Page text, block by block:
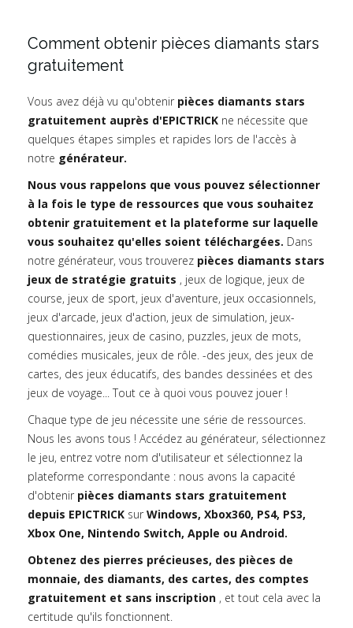
Comment obtenir pièces diamants stars
gratuitement
Vous avez déjà vu qu'obtenir pièces diamants stars
gratuitement auprès d'EPICTRICK ne nécessite que
quelques étapes simples et rapides lors de l'accès à
notre générateur.
Nous vous rappelons que vous pouvez sélectionner
à la fois le type de ressources que vous souhaitez
obtenir gratuitement et la plateforme sur laquelle
vous souhaitez qu'elles soient téléchargées. Dans
notre générateur, vous trouverez pièces diamants stars
jeux de stratégie gratuits , jeux de logique, jeux de
course, jeux de sport, jeux d'aventure, jeux occasionnels,
jeux d'arcade, jeux d'action, jeux de simulation, jeux-
questionnaires, jeux de casino, puzzles, jeux de mots,
comédies musicales, jeux de rôle. -des jeux, des jeux de
cartes, des jeux éducatifs, des bandes dessinées et des
jeux de voyage... Tout ce à quoi vous pouvez jouer !
Chaque type de jeu nécessite une série de ressources.
Nous les avons tous ! Accédez au générateur, sélectionnez
le jeu, entrez votre nom d'utilisateur et sélectionnez la
plateforme correspondante : nous avons la capacité
d'obtenir pièces diamants stars gratuitement
depuis EPICTRICK sur Windows, Xbox360, PS4, PS3,
Xbox One, Nintendo Switch, Apple ou Android.
Obtenez des pierres précieuses, des pièces de
monnaie, des diamants, des cartes, des comptes
gratuitement et sans inscription , et tout cela avec la
certitude qu'ils fonctionnent.